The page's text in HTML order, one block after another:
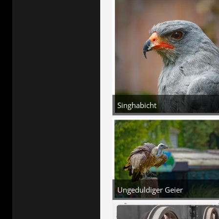
Singhabicht
5. August 2026 um 16:35
5
Ungeduldiger Geier
5. August 2026 um 16:35